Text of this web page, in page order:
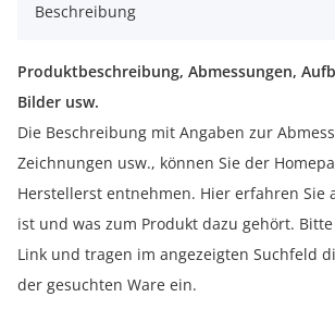
Beschreibung
Produktbeschreibung, Abmessungen,
Bilder usw.
Die Beschreibung mit Angaben zur
Zeichnungen usw., können Sie der
Herstellerst entnehmen. Hier erfahren Sie
ist und was zum Produkt dazu gehört.
Link und tragen im angezeigten Suchfeld
der gesuchten Ware ein.